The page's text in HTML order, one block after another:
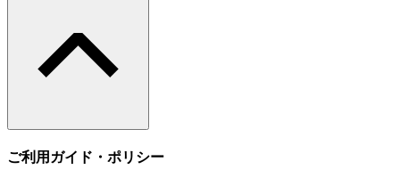
ご利用ガイド・ポリシー